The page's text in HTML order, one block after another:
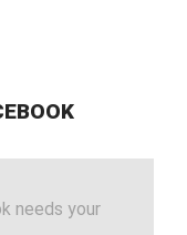
needs your